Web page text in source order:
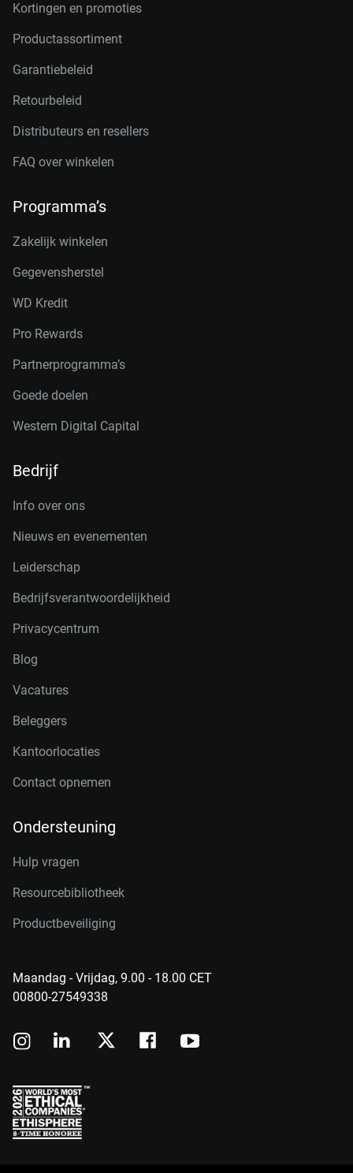
Kortingen en promoties
Productassortiment
Garantiebeleid
Retourbeleid
Distributeurs en resellers
FAQ over winkelen
Programma’s
Zakelijk winkelen
Gegevensherstel
WD Kredit
Pro Rewards
Partnerprogramma’s
Goede doelen
Western Digital Capital
Bedrijf
Info over ons
Nieuws en evenementen
Leiderschap
Bedrijfsverantwoordelijkheid
Privacycentrum
Blog
Vacatures
Beleggers
Kantoorlocaties
Contact opnemen
Ondersteuning
Hulp vragen
Resourcebibliotheek
Productbeveiliging
Maandag - Vrijdag, 9.00 - 18.00 CET
00800-27549338